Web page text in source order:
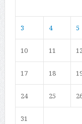
3 4 5
10 11
17 18
24 25
31